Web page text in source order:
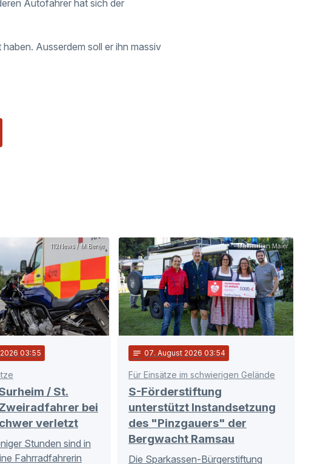
Autofahrer hat sich der
Ausserdem soll er ihn massiv
112News / M.Benje
03:55
/ St.
bei
verletzt
Stunden sind in
Fahrradfahrerin
Maximilian Maier
notes 07. August 2026 03:54
Für Einsätze im schwierigen Gelände
S-Förderstiftung
unterstützt Instandsetzung
des "Pinzgauers" der
Bergwacht Ramsau
Die Sparkassen-Bürgerstiftung